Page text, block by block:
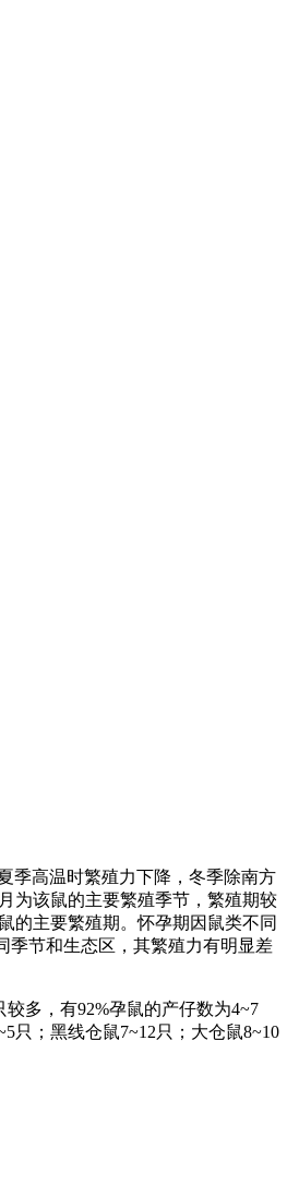
季高温时繁殖力下降，冬季除南方
为该鼠的主要繁殖季节，繁殖期较
的主要繁殖期。怀孕期因鼠类不同
季节和生态区，其繁殖力有明显差
多，有92%孕鼠的产仔数为4~7
只；黑线仓鼠7~12只；大仓鼠8~10